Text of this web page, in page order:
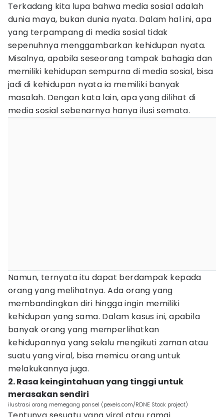
Terkadang kita lupa bahwa media sosial adalah
dunia maya, bukan dunia nyata. Dalam hal ini, apa
yang terpampang di media sosial tidak
sepenuhnya menggambarkan kehidupan nyata.
Misalnya, apabila seseorang tampak bahagia dan
memiliki kehidupan sempurna di media sosial, bisa
jadi di kehidupan nyata ia memiliki banyak
masalah. Dengan kata lain, apa yang dilihat di
media sosial sebenarnya hanya ilusi semata.
Namun, ternyata itu dapat berdampak kepada
orang yang melihatnya. Ada orang yang
membandingkan diri hingga ingin memiliki
kehidupan yang sama. Dalam kasus ini, apabila
banyak orang yang memperlihatkan
kehidupannya yang selalu mengikuti zaman atau
suatu yang viral, bisa memicu orang untuk
melakukannya juga.
2. Rasa keingintahuan yang tinggi untuk
merasakan sendiri
ilustrasi orang memegang ponsel (pexels.com/RDNE Stock project)